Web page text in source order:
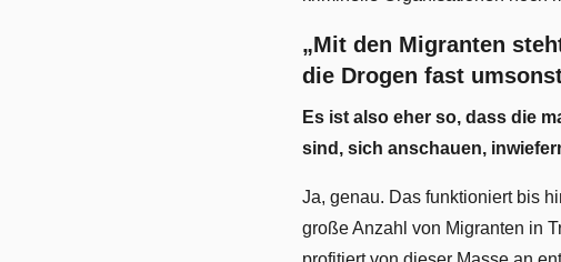
„Mit den Migranten
die Drogen fast
Es ist also eher so, dass die
sind, sich anschauen,
Ja, genau. Das funktioniert bis
große Anzahl von Migranten in